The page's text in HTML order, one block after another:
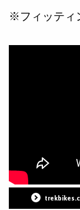
※フィッティ